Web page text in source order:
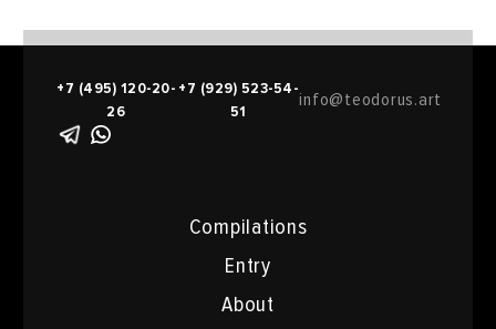
Compilations
Entry
About
+7 (495) 120-20-
26
+7 (929) 523-54-
51
info@teodorus.art